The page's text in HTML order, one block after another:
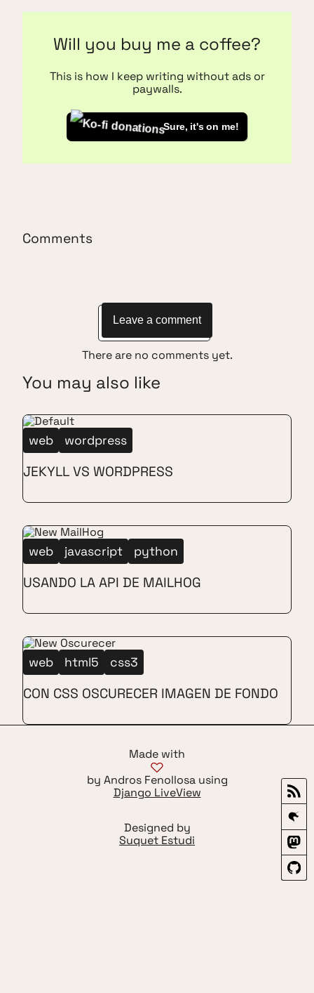
Will you buy me a coffee?
This is how I keep writing without ads or
paywalls.
Sure, it's on me!
Comments
Leave a comment
There are no comments yet.
You may also like
web wordpress
JEKYLL VS WORDPRESS
web javascript python
USANDO LA API DE MAILHOG
web html5 css3
CON CSS OSCURECER IMAGEN DE FONDO
Made with
by Andros Fenollosa using
Django LiveView
Designed by
Suquet Estudi